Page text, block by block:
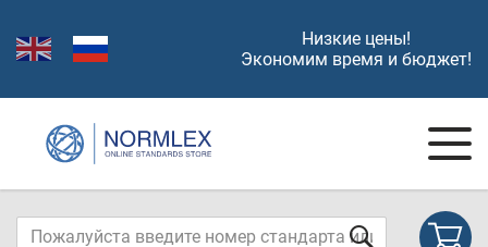
Низкие цены!
Экономим время и бюджет!